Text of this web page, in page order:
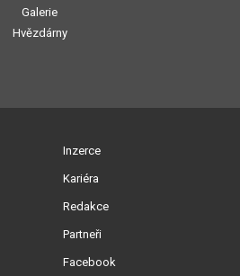
Galerie
Hvězdárny
Inzerce
Kariéra
Redakce
Partneři
Facebook